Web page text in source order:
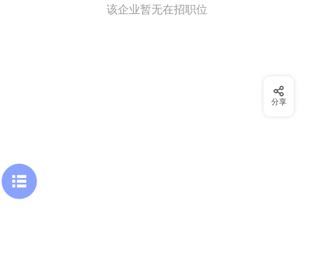
该企业暂无在招职位
分享